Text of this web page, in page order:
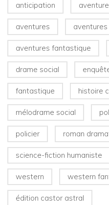
anticipation
aventures
aventures fantastique
drame social
fantastique histoire
mélodrame social
policier roman
science-fiction humaniste
western western
édition castor astral